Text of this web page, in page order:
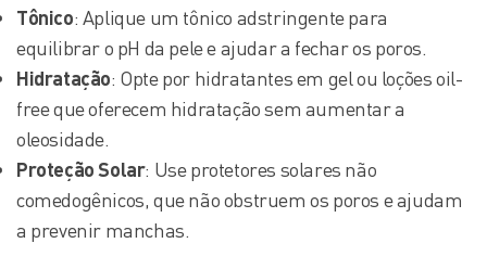
Tônico: Aplique um tônico adstringente para
equilibrar o pH da pele e ajudar a fechar os poros.
Hidratação: Opte por hidratantes em gel ou loções oil-
free que oferecem hidratação sem aumentar a
oleosidade.
Proteção Solar: Use protetores solares não
comedogênicos, que não obstruem os poros e ajudam
a prevenir manchas.